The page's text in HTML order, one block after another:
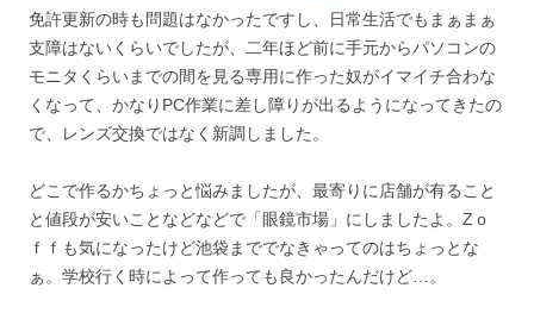
免許更新の時も問題はなかったですし、日常生活でもまぁまぁ
支障はないくらいでしたが、二年ほど前に手元からパソコンの
モニタくらいまでの間を見る専用に作った奴がイマイチ合わな
くなって、かなりPC作業に差し障りが出るようになってきたの
で、レンズ交換ではなく新調しました。
どこで作るかちょっと悩みましたが、最寄りに店舗が有ること
と値段が安いことなどなどで「眼鏡市場」にしましたよ。Zｏ
ｆｆも気になったけど池袋まででなきゃってのはちょっとな
ぁ。学校行く時によって作っても良かったんだけど…。